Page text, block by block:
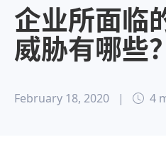
企业所面临
威胁有哪些？
February 18, 2020 | 4